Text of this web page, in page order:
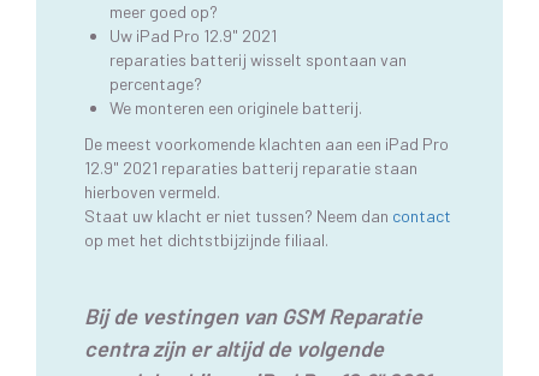
meer goed op?
Uw iPad Pro 12.9" 2021
reparaties batterij wisselt spontaan van
percentage?
We monteren een originele batterij.
De meest voorkomende klachten aan een iPad Pro
12.9" 2021 reparaties batterij reparatie staan
hierboven vermeld.
Staat uw klacht er niet tussen? Neem dan contact
op met het dichtstbijzijnde filiaal.
Bij de vestingen van GSM Reparatie
centra zijn er altijd de volgende